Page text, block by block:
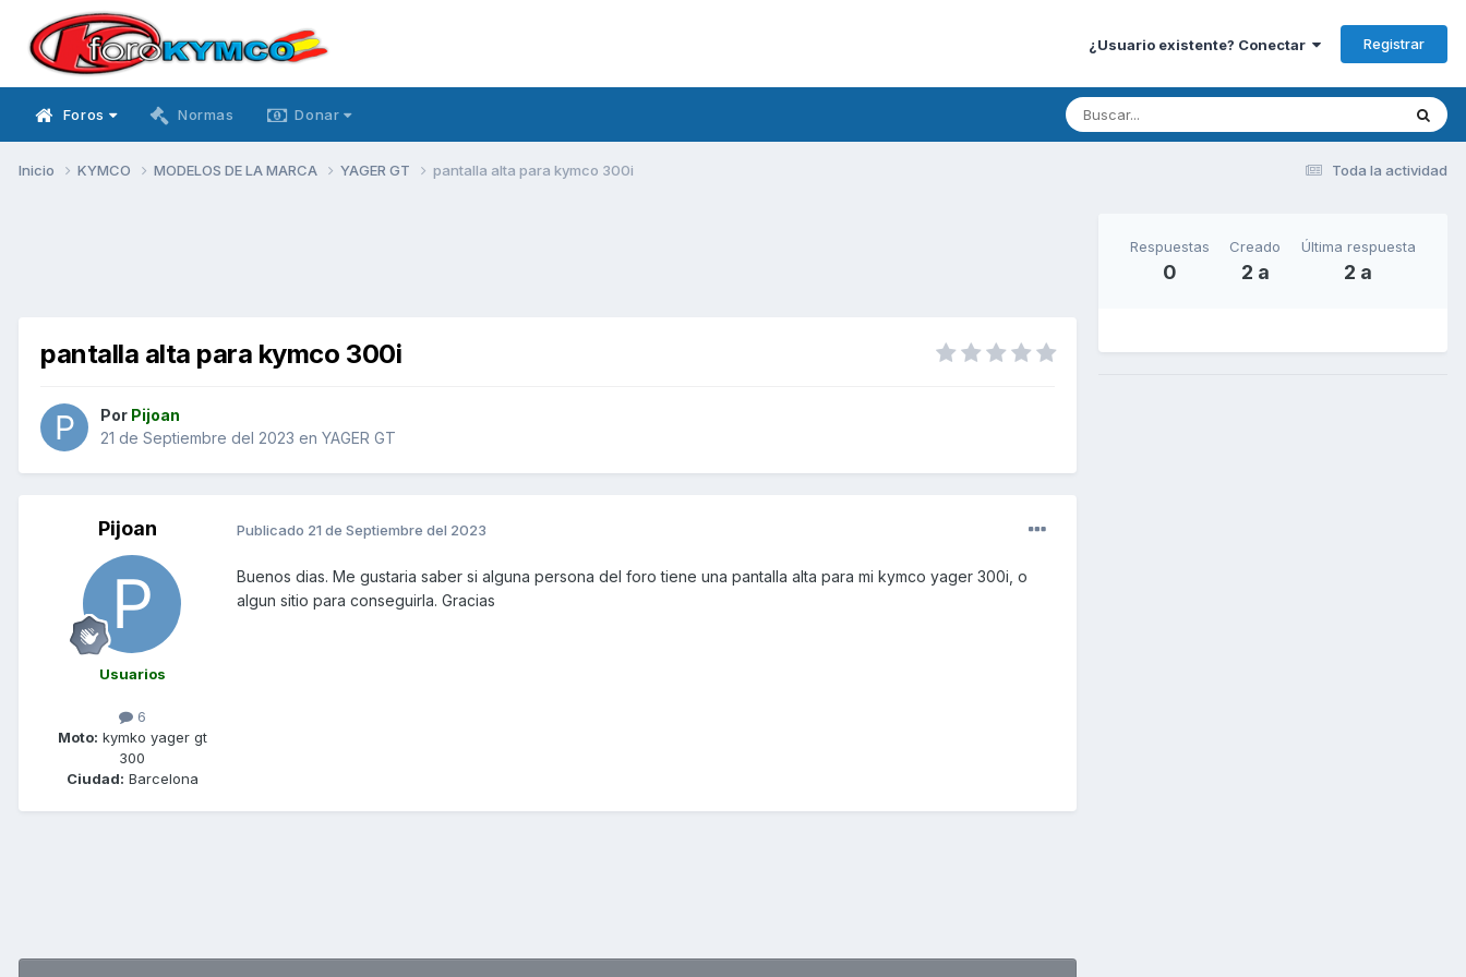
¿Usuario existente? Conectar Registrar
Foros Normas Donar
Toda la actividad
Inicio KYMCO MODELOS DE LA MARCA YAGER GT pantalla alta para kymco 300i
pantalla alta para kymco 300i
Por Pijoan
21 de Septiembre del 2023 en YAGER GT
Pijoan
Usuarios
6
Moto: kymko yager gt
300
Ciudad: Barcelona
Publicado 21 de Septiembre del 2023
Buenos dias. Me gustaria saber si alguna persona del foro tiene una pantalla alta para mi kymco yager 300i, o
algun sitio para conseguirla. Gracias
Respuestas
0
Creado
2 a
Última respuesta
2 a